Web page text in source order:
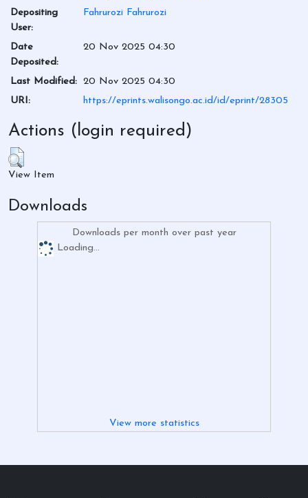
Depositing
User:
Fahrurozi Fahrurozi
Date
Deposited:
20 Nov 2025 04:30
Last Modified: 20 Nov 2025 04:30
URI:
https://eprints.walisongo.ac.id/id/eprint/28305
Actions (login required)
View Item
Downloads
Downloads per month over past year
Loading...
View more statistics